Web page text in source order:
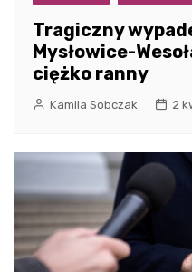
Tragiczny
Mysłowice-
ciężko ranny
Kamila Sobczak 2